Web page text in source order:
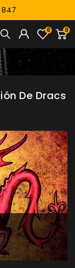
0
0
De Dracs